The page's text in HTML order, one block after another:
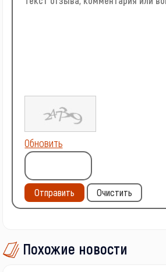
Обновить
Отправить Очистить
Похожие новости